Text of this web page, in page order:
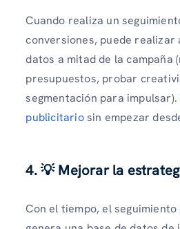
Cuando realiza un
conversiones, puede realizar
datos a mitad de la campaña
presupuestos, probar
segmentación para impulsar).
publicitariosin empezar
4. 💡 Mejorar la
Con el tiempo, el